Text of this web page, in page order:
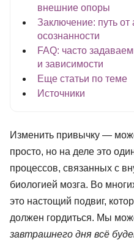
внешние опоры
Заключение: путь от
осознанности
FAQ: часто
и зависимости
Еще статьи по теме
Источники
Изменить привычку —
просто, но на деле это
процессов, связанных с
биологией мозга. Во
это настощий подвиг,
должен гордиться. Мы
завтрашнего дня всё